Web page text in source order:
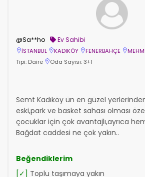
@Sa**ho Ev Sahibi
İSTANBUL KADIKÖY FENERBAHÇE
Tipi: Daire
Oda Sayısı: 3+1
Semt Kadıköy ün en güzel
eski,park ve basket sahası olması
çocuklar için çok avantajlı,ayrıca
Bağdat caddesi ne çok yakın..
Beğendiklerim
[✓] Toplu taşımaya yakın